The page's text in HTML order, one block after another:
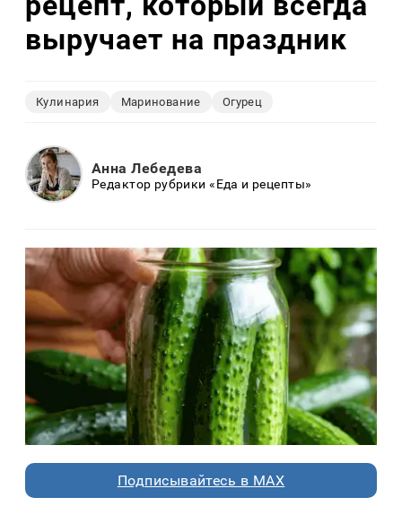
выручает на праздник
Кулинария Маринование Огурец
Анна Лебедева
Редактор рубрики «Еда и рецепты»
Подписывайтесь в MAX